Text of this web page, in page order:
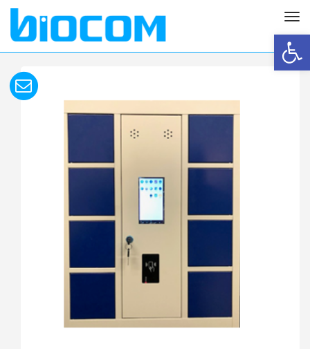
פתח סרגל נגישות
תפריט